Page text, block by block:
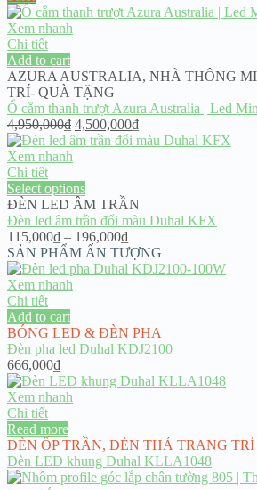
Xem nhanh
Chi tiết
Add to cart
AZURA AUSTRALIA, NHÀ THÔNG
TRÍ- QUÀ TẶNG
Ổ cắm thanh trượt Azura Australia | Led Min
4,950,000₫ Original
price
4,500,000₫Current
price
Xem nhanh
Chi tiết
Select options
ĐÈN LED ÂM TRẦN
Đèn led âm trần đổi màu Duhal KFX
115,000₫ – 196,000₫Price
range:
115,000₫
SẢN PHẨM ẤN TƯỢNG
Xem nhanh
Chi tiết
Add to cart
BÓNG LED & ĐÈN PHA
Đèn pha led Duhal KDJ2100
666,000₫
Xem nhanh
Chi tiết
Read more
ĐÈN ỐP TRẦN, ĐÈN THẢ TRANG TRÍ
Đèn LED khung Duhal KLLA1048